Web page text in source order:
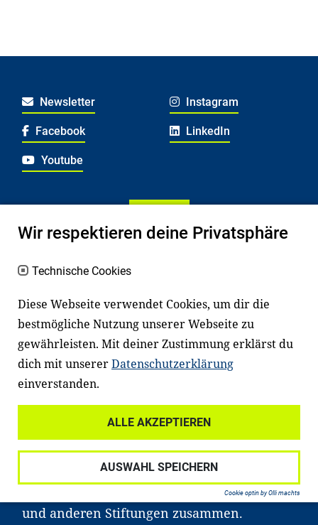
Newsletter Instagram
Facebook LinkedIn
Youtube
Es fängt mitLesenan
macht den positiven Unterschied:
einem erfolgreichen Berufsleben. Viele
Kinder und Jugendliche in Deutschland
haben aber große Schwierigkeiten dabei.
Unser Angebot richtet sich deshalb gezielt
an Familien sowie an Erzieher*innen,
Lehrer*innen und andere
Fachexpert*innen. Dafür arbeiten wir eng
mit Ministerien, wissenschaftlichen
Einrichtungen, Verbänden, Unternehmen
und anderen Stiftungen zusammen.
Wir respektieren deine Privatsphäre
Technische Cookies
Diese Webseite verwendet Cookies, um dir die
bestmögliche Nutzung unserer Webseite zu
gewährleisten. Mit deiner Zustimmung erklärst du
dich mit unsererDatenschutzerklärung
einverstanden.
ALLE AKZEPTIEREN
AUSWAHL SPEICHERN
Cookie optin by Olli machts